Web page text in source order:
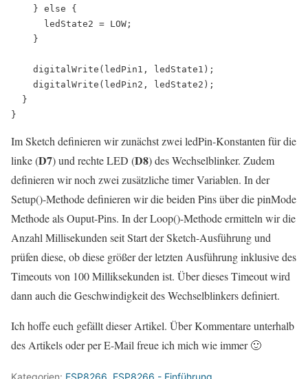
    } else {
      ledState2 = LOW;
    }
    digitalWrite(ledPin1, ledState1);
    digitalWrite(ledPin2, ledState2);
  }
Im Sketch definieren wir zunächst zwei ledPin-Konstanten für die
linke (D7) und rechte LED (D8) des Wechselblinker. Zudem
definieren wir noch zwei zusätzliche timer Variablen. In der
Setup()-Methode definieren wir die beiden Pins über die pinMode
Methode als Ouput-Pins. In der Loop()-Methode ermitteln wir die
Anzahl Millisekunden seit Start der Sketch-Ausführung und
prüfen diese, ob diese größer der letzten Ausführung inklusive des
Timeouts von 100 Milliksekunden ist. Über dieses Timeout wird
dann auch die Geschwindigkeit des Wechselblinkers definiert.
Ich hoffe euch gefällt dieser Artikel. Über Kommentare unterhalb
des Artikels oder per E-Mail freue ich mich wie immer 🙂